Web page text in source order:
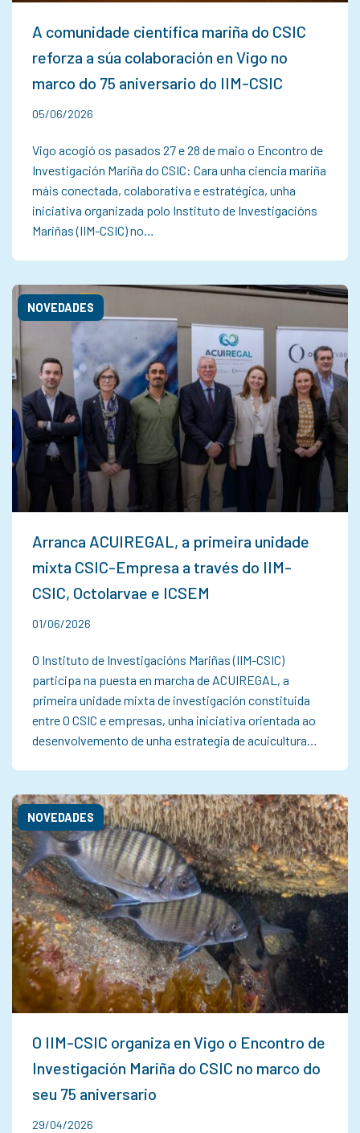
A comunidade científica mariña do CSIC
reforza a súa colaboración en Vigo no
marco do 75 aniversario do IIM-CSIC
05/06/2026
Vigo acogió os pasados 27 e 28 de maio o Encontro de
Investigación Mariña do CSIC: Cara unha ciencia mariña
máis conectada, colaborativa e estratégica, unha
iniciativa organizada polo Instituto de Investigacións
Mariñas (IIM-CSIC) no…
Arranca ACUIREGAL, a primeira unidade
mixta CSIC-Empresa a través do IIM-
CSIC, Octolarvae e ICSEM
NOVEDADES
01/06/2026
O Instituto de Investigacións Mariñas (IIM-CSIC)
participa na puesta en marcha de ACUIREGAL, a
primeira unidade mixta de investigación constituida
entre O CSIC e empresas, unha iniciativa orientada ao
desenvolvemento de unha estrategia de acuicultura…
O IIM-CSIC organiza en Vigo o Encontro de
Investigación Mariña do CSIC no marco do
seu 75 aniversario
NOVEDADES
29/04/2026